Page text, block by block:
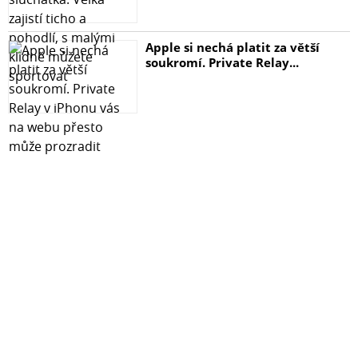
sklo Hadřík z mikrovlákna Hadřík na odmaštění displeje
Specifikace: 100% zbrusu nové, vysoce kvalitní tvrzené
sklo Ultra tenké, přesně navržené pro váš telefon
Jednoduchá instalace bez vzduchových bublin Kompletní
sada pro instalaci v balení Tvrdost: 9H Typ skla: 9D
Apple si nechá platit za větší
soukromí. Private Relay...